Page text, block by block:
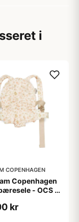
i
COPENHAGEN
Copenhagen
- OCS -
kr